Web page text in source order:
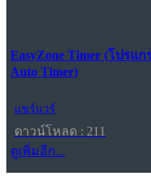
EasyZone Timer (โปรแ
Auto Timer)
แชร์แวร์
ดาวน์โหลด : 211
ดูเพิ่มอีก...